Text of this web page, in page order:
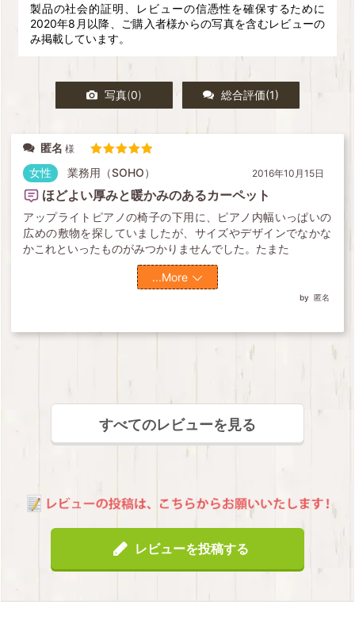
製品の社会的証明、レビューの信憑性を確保するために
2020年8月以降、ご購入者様からの写真を含むレビューの
み掲載しています。
写真(0) 総合評価(1)
0)
星2つ(0)
匿名
2016年10月15日
匿名
女性 業務用（SOHO）
ほどよい厚みと暖かみのあるカーペット
アップライトピアノの椅子の下用に、ピアノ内幅いっぱいの
広めの敷物を探していましたが、サイズやデザインでなかな
かこれといったものがみつかりませんでした。たまた
...More
すべてのレビューを見る
レビューを投稿する